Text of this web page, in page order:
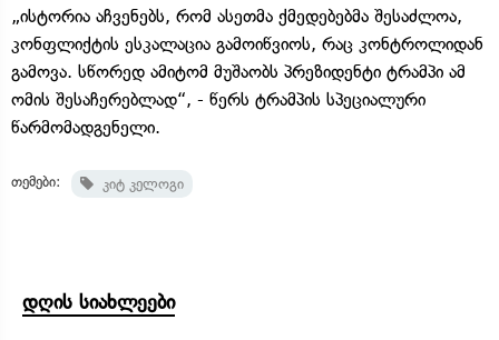
„ისტორია აჩვენებს, რომ ასეთმა ქმედებებმა შესაძლოა,
კონფლიქტის ესკალაცია გამოიწვიოს, რაც კონტროლიდან
გამოვა. სწორედ ამიტომ მუშაობს პრეზიდენტი ტრამპი ამ
ომის შესაჩერებლად“, - წერს ტრამპის სპეციალური
წარმომადგენელი.
თემები: კიტ კელოგი
დღის სიახლეები